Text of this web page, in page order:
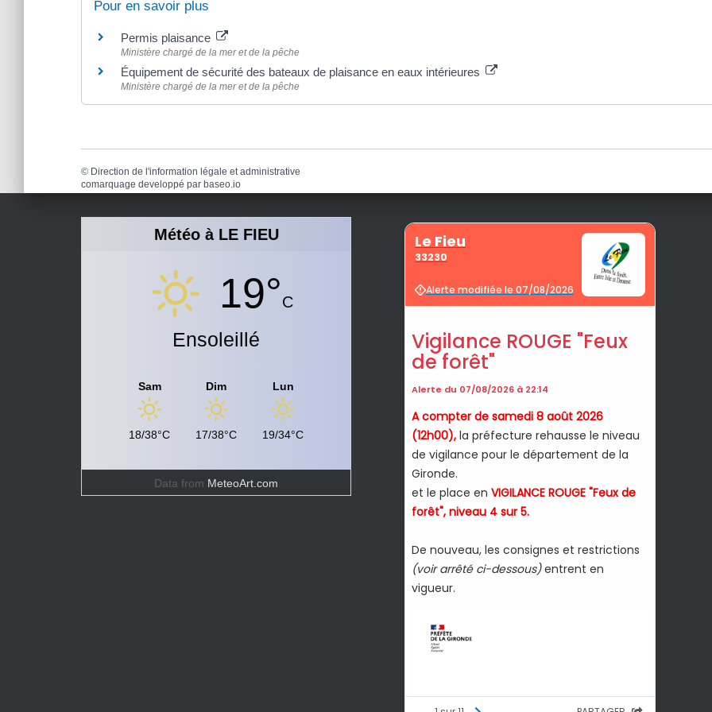
Pour en savoir plus
Permis plaisance
Ministère chargé de la mer et de la pêche
Équipement de sécurité des bateaux de plaisance en eaux intérieures
Ministère chargé de la mer et de la pêche
© Direction de l'information légale et administrative
comarquage developpé par baseo.io
Météo à LE FIEU
19°C
Ensoleillé
Sam
18/38°C
Dim
17/38°C
Lun
19/34°C
Data from MeteoArt.com